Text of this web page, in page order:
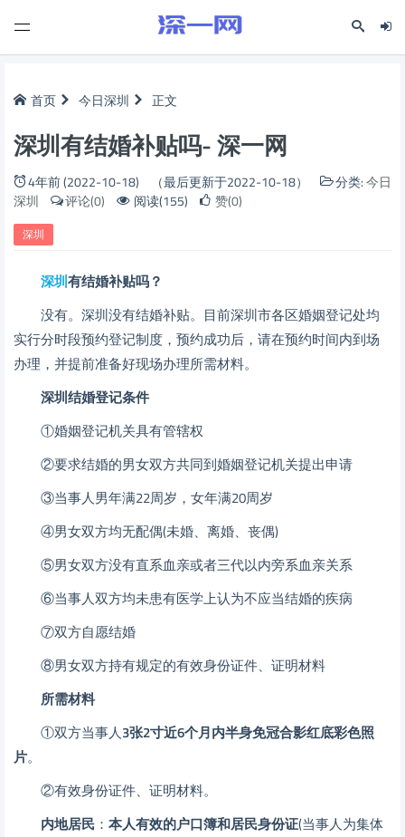
首页 今日深圳 正文
深圳有结婚补贴吗- 深一网
4年前 (2022-10-18) （最后更新于2022-10-18） 分类:今日
深圳
评论(0) 阅读(155) 赞(0)
深圳
深圳有结婚补贴吗？
没有。深圳没有结婚补贴。目前深圳市各区婚姻登记处均
实行分时段预约登记制度，预约成功后，请在预约时间内到场
办理，并提前准备好现场办理所需材料。
深圳结婚登记条件
①婚姻登记机关具有管辖权
②要求结婚的男女双方共同到婚姻登记机关提出申请
③当事人男年满22周岁，女年满20周岁
④男女双方均无配偶(未婚、离婚、丧偶)
⑤男女双方没有直系血亲或者三代以内旁系血亲关系
⑥当事人双方均未患有医学上认为不应当结婚的疾病
⑦双方自愿结婚
⑧男女双方持有规定的有效身份证件、证明材料
所需材料
①双方当事人3张2寸近6个月内半身免冠合影红底彩色照
片。
②有效身份证件、证明材料。
内地居民 ： 本人有效的户口簿和居民身份证(当事人为集体